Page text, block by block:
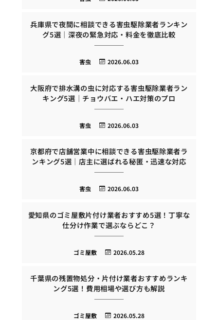
兵庫県で夜間に相談できる害虫駆除業者ランキン
グ5選｜深夜の緊急対応・料金を徹底比較
2026.06.03
害虫
大阪府で排水溝の虫に対応する害虫駆除業者ラン
キング5選｜チョウバエ・ハエ対策のプロ
2026.06.03
害虫
京都府で店舗営業中に相談できる害虫駆除業者ラ
ンキング5選｜店主に選ばれる秘匿・迅速な対応
2026.06.03
害虫
愛知県のゴミ屋敷片付け業者おすすめ5選！丁寧な
仕分け作業で選ぶならどこ？
2026.05.28
ゴミ屋敷
千葉県の残置物処分・片付け業者おすすめランキ
ング5選！費用相場や選び方も解説
2026.05.28
ゴミ屋敷